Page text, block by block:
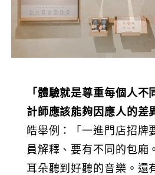
「體驗就是尊重每個人
計師應該能夠因應人的差
皓舉例：「一進門店招牌
員解釋、要有不同的包廂
耳朵聽到好聽的音樂。還